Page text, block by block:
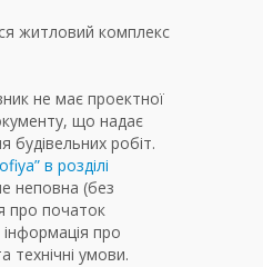
житловий комплекс
не має проектної
що надає
будівельних робіт.
в розділі
неповна (без
про початок
інформація про
технічні умови.